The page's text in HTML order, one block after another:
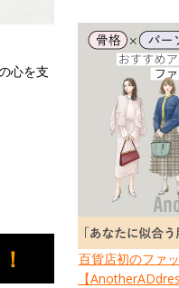
心を支
百貨店初のファ
【